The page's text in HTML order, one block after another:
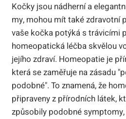
Kočky jsou ​nádherní a
‍my,​ mohou mít ​také⁤ zdravotní​
vaše kočka ⁢potýká s trávicími
homeopatická léčba skvělou
jejího zdraví. Homeopatie ‍je
která se⁣ zaměřuje na zásadu
podobné". To znamená, ⁤že
připraveny z přírodních ⁢látek,
způsobily podobné‌